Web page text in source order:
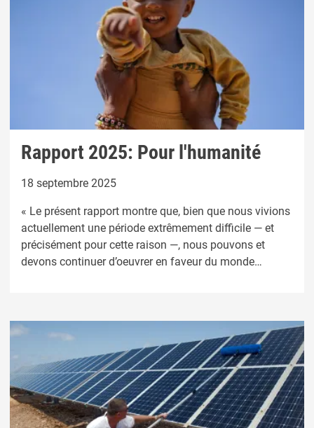
Rapport 2025: Pour l'humanité
« Le présent rapport montre que, bien que nous vivions
actuellement une période extrêmement difficile — et
précisément pour cette raison —, nous pouvons et
devons continuer d’oeuvrer en faveur du monde
18 septembre 2025